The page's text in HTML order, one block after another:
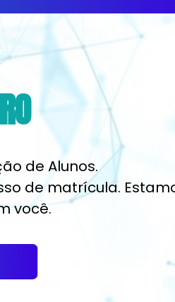
de Alunos.
de matrícula.
você.